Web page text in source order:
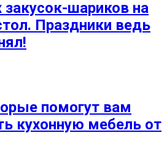
закусок-шариков на
Праздники ведь
помогут вам
кухонную мебель от